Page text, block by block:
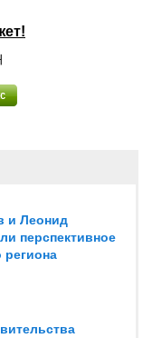
и Леонид
перспективное
региона